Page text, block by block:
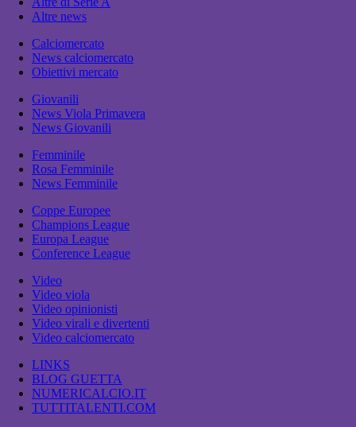
Altre news
Calciomercato
News calciomercato
Obiettivi mercato
Giovanili
News Viola Primavera
News Giovanili
Femminile
Rosa Femminile
News Femminile
Coppe Europee
Champions League
Europa League
Conference League
Video
Video viola
Video opinionisti
Video virali e divertenti
Video calciomercato
LINKS
BLOG GUETTA
NUMERICALCIO.IT
TUTTITALENTI.COM